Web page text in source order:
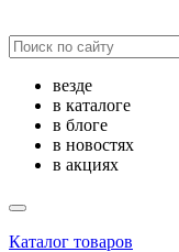
везде
в каталоге
в блоге
в новостях
в акциях
Каталог товаров